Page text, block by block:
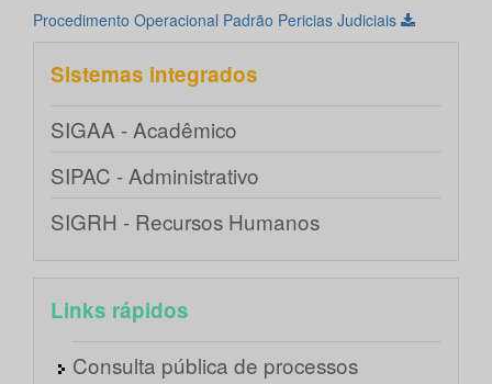
Procedimento Operacional Padrão Pericias Judiciais
Sistemas integrados
SIGAA - Acadêmico
SIPAC - Administrativo
SIGRH - Recursos Humanos
Links rápidos
Consulta pública de processos